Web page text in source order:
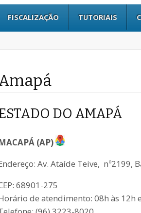
FISCALIZAÇÃO TUTORIAIS
DO AMAPÁ
(AP)
Av. Ataíde Teive, nº2199,
68901-275
de atendimento: 08h às 12h